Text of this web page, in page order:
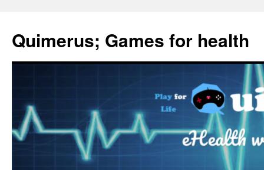
Quimerus; Games for health